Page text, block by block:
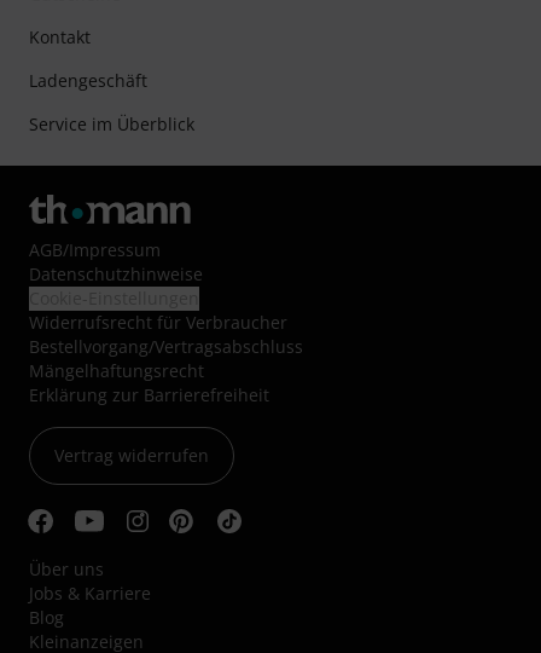
Kontakt
Ladengeschäft
Service im Überblick
AGB/Impressum
Datenschutzhinweise
Widerrufsrecht für Verbraucher
Bestellvorgang/Vertragsabschluss
Mängelhaftungsrecht
Erklärung zur Barrierefreiheit
Vertrag widerrufen
Über uns
Jobs & Karriere
Blog
Kleinanzeigen